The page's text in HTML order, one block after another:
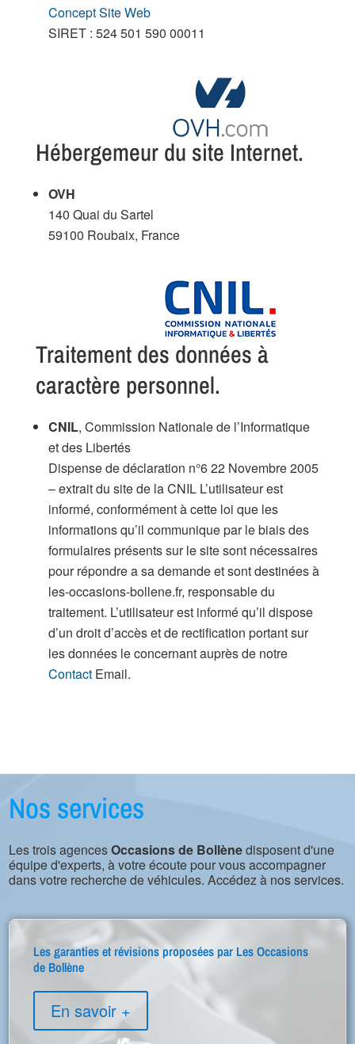
Concept Site Web
SIRET : 524 501 590 00011
Hébergemeur du site Internet.
OVH
140 Quai du Sartel
59100 Roubaix, France
Traitement des données à
caractère personnel.
CNIL, Commission Nationale de l’Informatique
et des Libertés
Dispense de déclaration n°6 22 Novembre 2005
– extrait du site de la CNIL L’utilisateur est
informé, conformément à cette loi que les
informations qu’il communique par le biais des
formulaires présents sur le site sont nécessaires
pour répondre a sa demande et sont destinées à
les-occasions-bollene.fr, responsable du
traitement. L’utilisateur est informé qu’il dispose
d’un droit d’accès et de rectification portant sur
les données le concernant auprès de notre
ContactEmail.
Nos services
Les trois agencesOccasions de Bollènedisposent d'une
équipe d'experts, à votre écoute pour vous accompagner
dans votre recherche de véhicules. Accédez à nos services.
Les garanties et révisions proposées par Les Occasions
de Bollène
En savoir +